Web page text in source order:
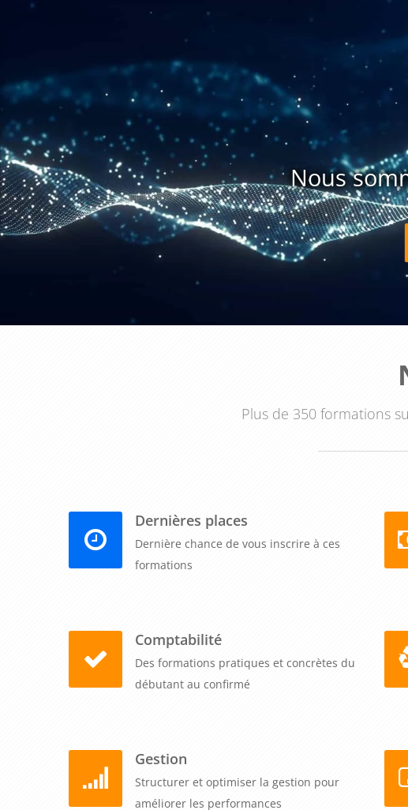
les techniques de calcul des charges sociales et fiscales. Les
sociales, les taxes sur les salaires et les impôts sur les
options de déduction fiscale pour les employés et les
Enfin, la formation peut aider les responsables RH à
aux charges du personnel. Les participants apprendront à
tendances de coûts, à identifier les opportunités
gestion des charges du personnel.
En conclusion, une formation sur le thème "La comptabilité
entreprises qui souhaitent garantir une gestion efficace des
aux avantages sociaux des employés. Les responsables RH
différentes charges liées au personnel, préparer un budget
sociales et fiscales, ainsi que analyser les résultats financiers
investissent dans cette formation peuvent s'assurer que
optimisée, ce qui peut aider à réduire les coûts et à stimuler la
Nous
Plus de 350 formations
Dernières places
Dernière chance de vous inscrire à ces
formations
Comptabilité
Des formations pratiques et concrètes du
débutant au confirmé
Gestion
Structurer et optimiser la gestion pour
améliorer les performances